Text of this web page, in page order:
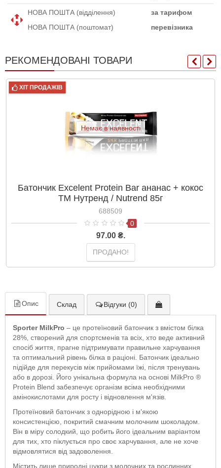
НОВА ПОШТА (відділення)
за тарифом
НОВА ПОШТА (поштомат)
перевізника
РЕКОМЕНДОВАНІ ТОВАРИ
ХІТ ПРОДАЖІВ
Немає в наявності
Батончик Excelent Protein Bar ананас + кокос
ТМ Нутренд / Nutrend 85г
688509
0
97.00 ₴.
ПРОДАНО!
Опис Склад Відгуки (0)
Sporter MilkPro – це протеїновий батончик з вмістом білка
28%, створений для спортсменів та всіх, хто веде активний
спосіб життя, прагне підтримувати правильне харчування
та оптимальний рівень білка в раціоні. Батончик ідеально
підійде для перекусів між прийомами їжі, після тренувань
або в дорозі. Його унікальна формула на основі MilkPro ®
Protein Blend забезпечує організм всіма необхідними
амінокислотами для росту і відновлення м'язів.
Протеїновий батончик з однорідною і м'якою
консистенцією, покритий смачним молочним шоколадом.
Він в міру солодкий, що робить його ідеальним варіантом
для тих, хто піклується про своє харчування, але не хоче
відмовлятися від задоволення.
Містить лише природні цукри з молочних та рослинних